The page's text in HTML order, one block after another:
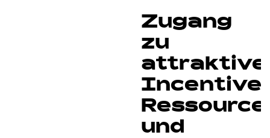
trackers
not
disclosed
to
the
Zugang
zu
und